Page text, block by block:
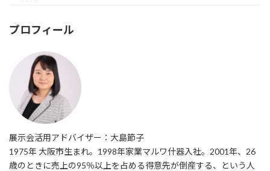
プロフィール
展示会活用アドバイザー：大島節子
1975年 大阪市生まれ。1998年家業マルワ什器入社。2001年、26
歳のときに売上の95％以上を占める得意先が倒産する、という人